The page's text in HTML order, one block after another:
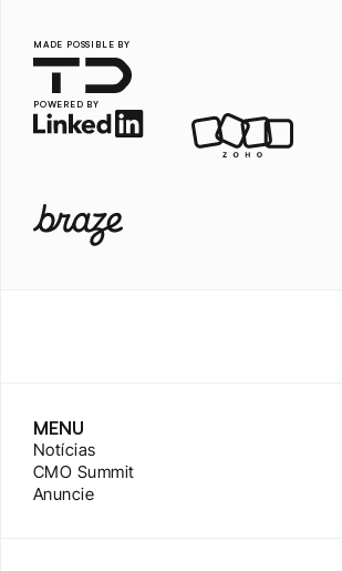
MADE POSSIBLE BY
POWERED BY
MENU
Notícias
CMO Summit
Anuncie